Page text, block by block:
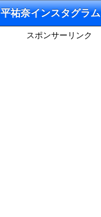
平祐奈インスタグラム
スポンサーリンク